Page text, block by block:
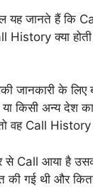
यह जानते हैं कि
History क्या
जानकारी के लिए
किसी अन्य देश
वह Call History
से Call आया है
की गई थी और